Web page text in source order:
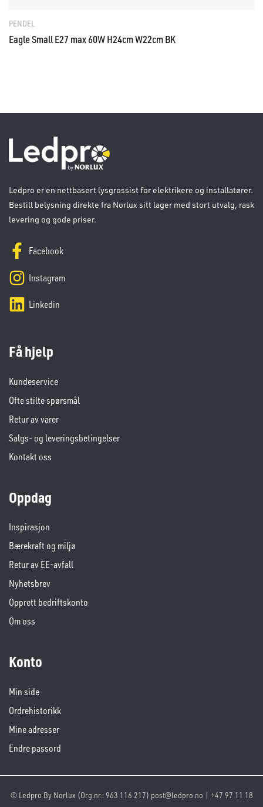
PENDEL
Eagle Small E27 max 60W H24cm W22cm BK
Ledpro er en nettbasert lysgrossist for elektrikere og installatører.
Bestill belysning direkte fra Norlux sitt lager med stort utvalg, rask
levering og gode priser.
Facebook
Instagram
Linkedin
Få hjelp
Kundeservice
Ofte stilte spørsmål
Retur av varer
Salgs- og leveringsbetingelser
Kontakt oss
Oppdag
Inspirasjon
Bærekraft og miljø
Retur av EE-avfall
Nyhetsbrev
Opprett bedriftskonto
Om oss
Konto
Min side
Ordrehistorikk
Mine adresser
Endre passord
© Ledpro By Norlux (Org.nr.: 963 116 217) post@ledpro.no | +47 97 11 18